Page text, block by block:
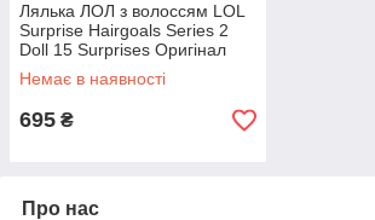
Лялька ЛОЛ з волоссям LOL
Surprise Hairgoals Series 2
Doll 15 Surprises Оригінал
Немає в наявності
695 ₴
Про нас